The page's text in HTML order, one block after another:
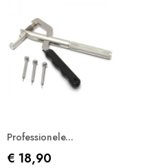
Professionele...
Prijs
€ 18,90